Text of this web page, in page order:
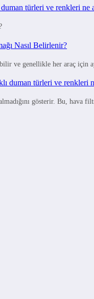
türleri ve renkleri ne
Nasıl Belirlenir?
ve genellikle her araç için
duman türleri ve renkleri
gösterir. Bu, hava